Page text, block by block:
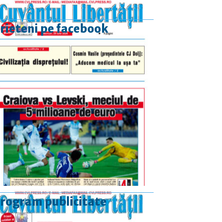
pe facebook
publicitate